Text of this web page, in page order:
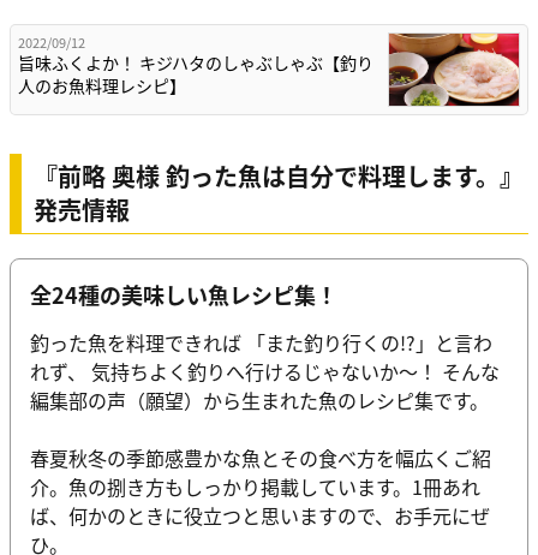
2022/09/12
旨味ふくよか！ キジハタのしゃぶしゃぶ【釣り
人のお魚料理レシピ】
『前略 奥様 釣った魚は自分で料理します。』
発売情報
全24種の美味しい魚レシピ集！
釣った魚を料理できれば 「また釣り行くの!?」と言わ
れず、 気持ちよく釣りへ行けるじゃないか～！ そんな
編集部の声（願望）から生まれた魚のレシピ集です。
春夏秋冬の季節感豊かな魚とその食べ方を幅広くご紹
介。魚の捌き方もしっかり掲載しています。1冊あれ
ば、何かのときに役立つと思いますので、お手元にぜ
ひ。